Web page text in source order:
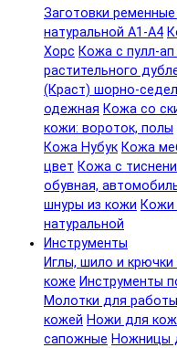
Заготовки ременные
натуральной А1-А4
Хорс Кожа с пулл-
растительного
(Краст) шорно-
одежная Кожа со
кожи: вороток, полы
Кожа Нубук Кожа
цвет Кожа с
обувная,
шнуры из кожи Кожи
натуральной
Инструменты
Иглы, шило и крючки
коже Инструменты
Молотки для
кожей Ножи для
сапожные Ножницы